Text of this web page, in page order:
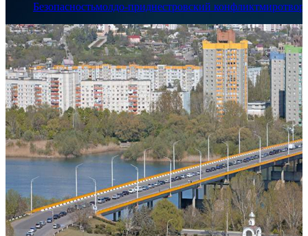
Безопасностьмолдо-приднестровский конфликт